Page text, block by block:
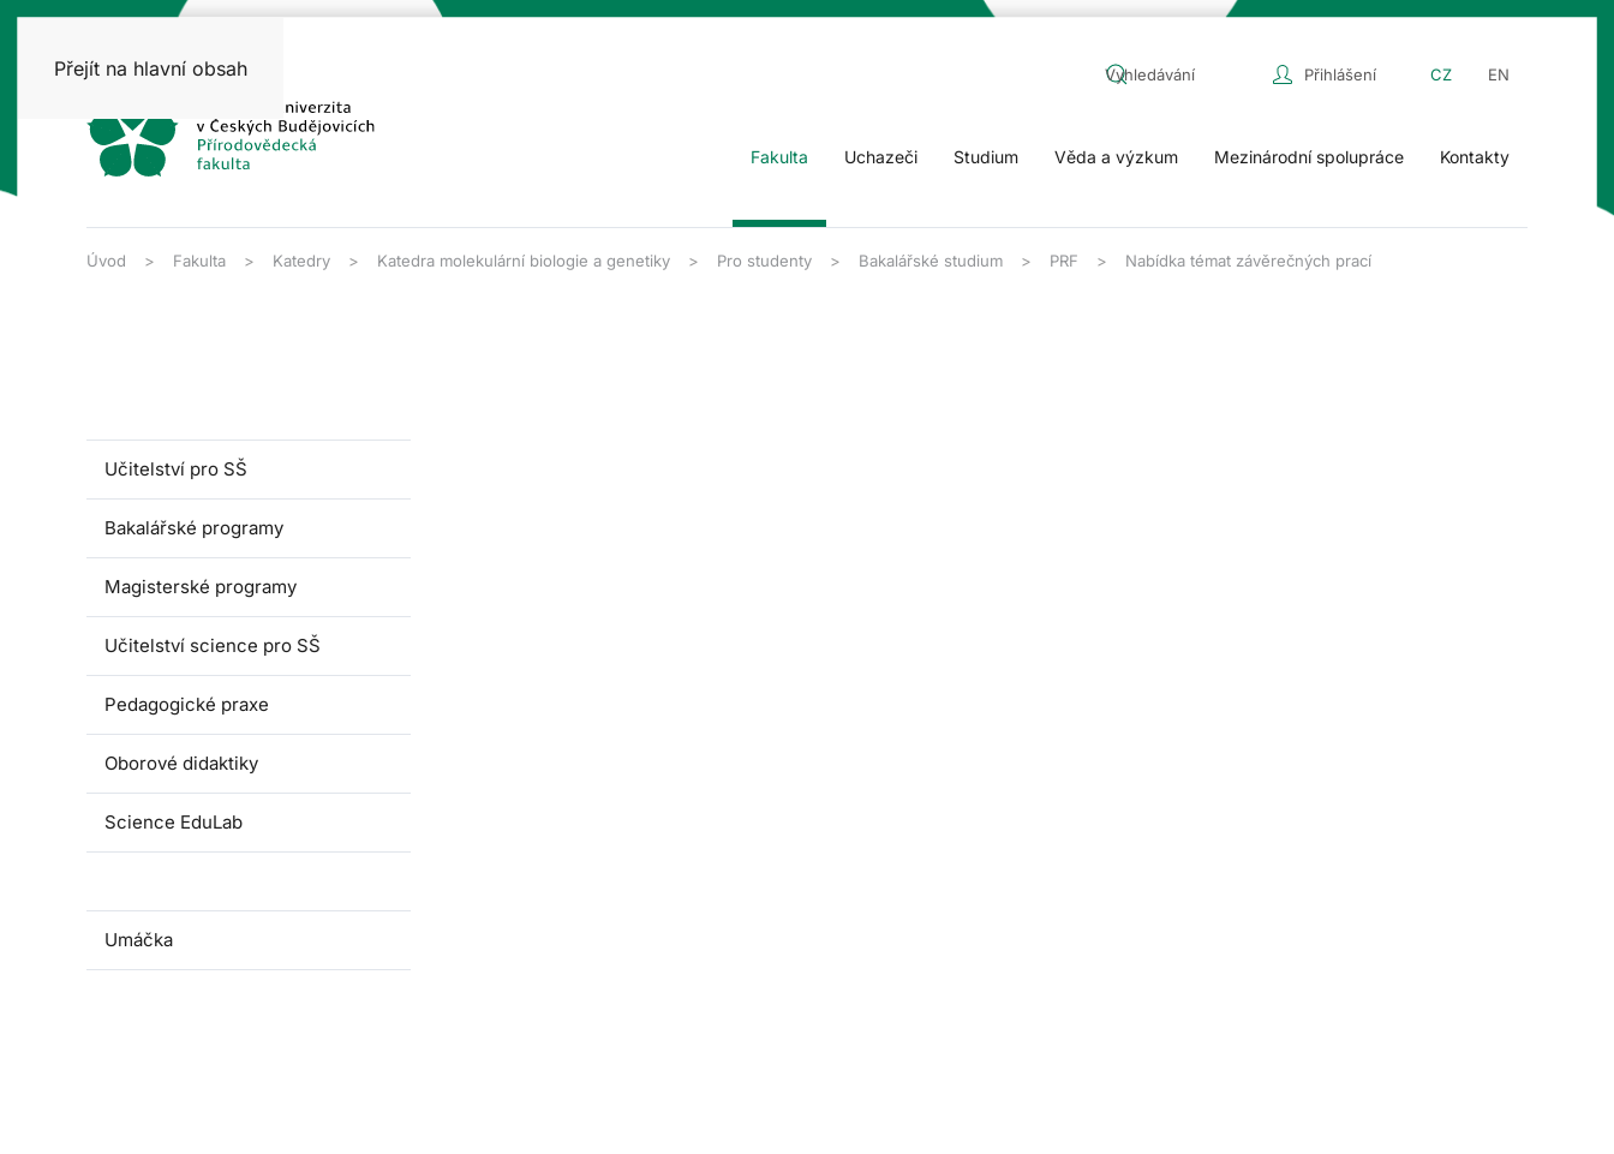
Přejít na hlavní obsah Přihlášení CZ EN
Fakulta Uchazeči Studium Věda a výzkum Mezinárodní spolupráce Kontakty
Úvod Fakulta Katedry Katedra molekulární biologie a genetiky Pro studenty Bakalářské studium PRF Nabídka témat závěrečných prací
Učitelství pro SŠ
Bakalářské programy
Magisterské programy
Učitelství science pro SŠ
Pedagogické praxe
Oborové didaktiky
Science EduLab
Umáčka